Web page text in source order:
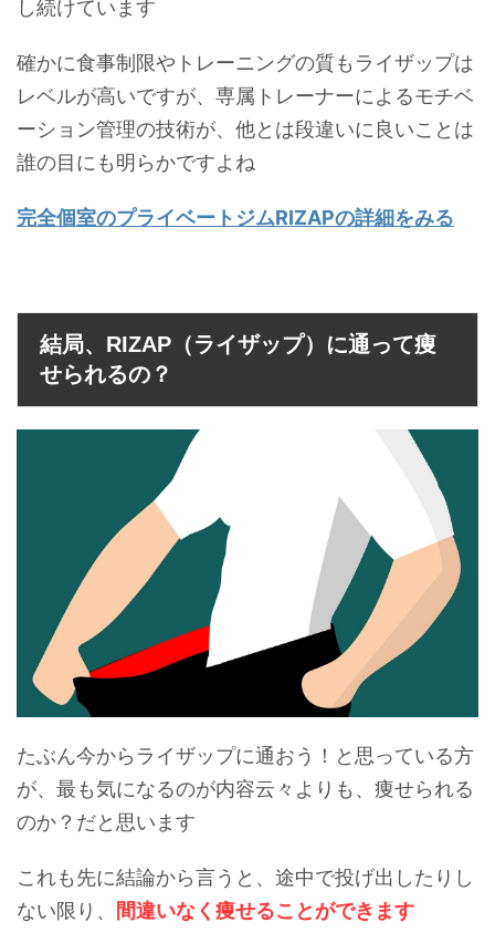
し続けています
確かに食事制限やトレーニングの質もライザップは
レベルが高いですが、専属トレーナーによるモチベ
ーション管理の技術が、他とは段違いに良いことは
誰の目にも明らかですよね
完全個室のプライベートジムRIZAPの詳細をみる
結局、RIZAP（ライザップ）に通って痩
せられるの？
たぶん今からライザップに通おう！と思っている方
が、最も気になるのが内容云々よりも、痩せられる
のか？だと思います
これも先に結論から言うと、途中で投げ出したりし
ない限り、
間違いなく痩せることができます